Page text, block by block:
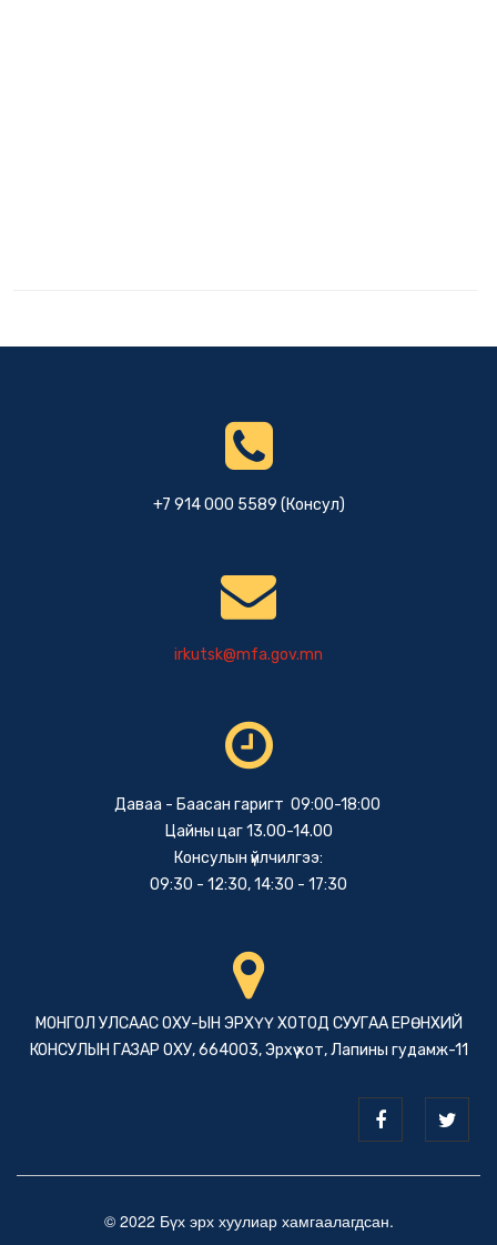
+7 914 000 5589 (Консул)
irkutsk@mfa.gov.mn
Даваа - Баасан гаригт 09:00-18:00
Цайны цаг 13.00-14.00
Консулын үйлчилгээ:
09:30 - 12:30, 14:30 - 17:30
МОНГОЛ УЛСААС ОХУ-ЫН ЭРХҮҮ ХОТОД СУУГАА ЕРӨНХИЙ
КОНСУЛЫН ГАЗАР ОХУ, 664003, Эрхүү хот, Лапины гудамж-11
© 2022 Бүх эрх хуулиар хамгаалагдсан.